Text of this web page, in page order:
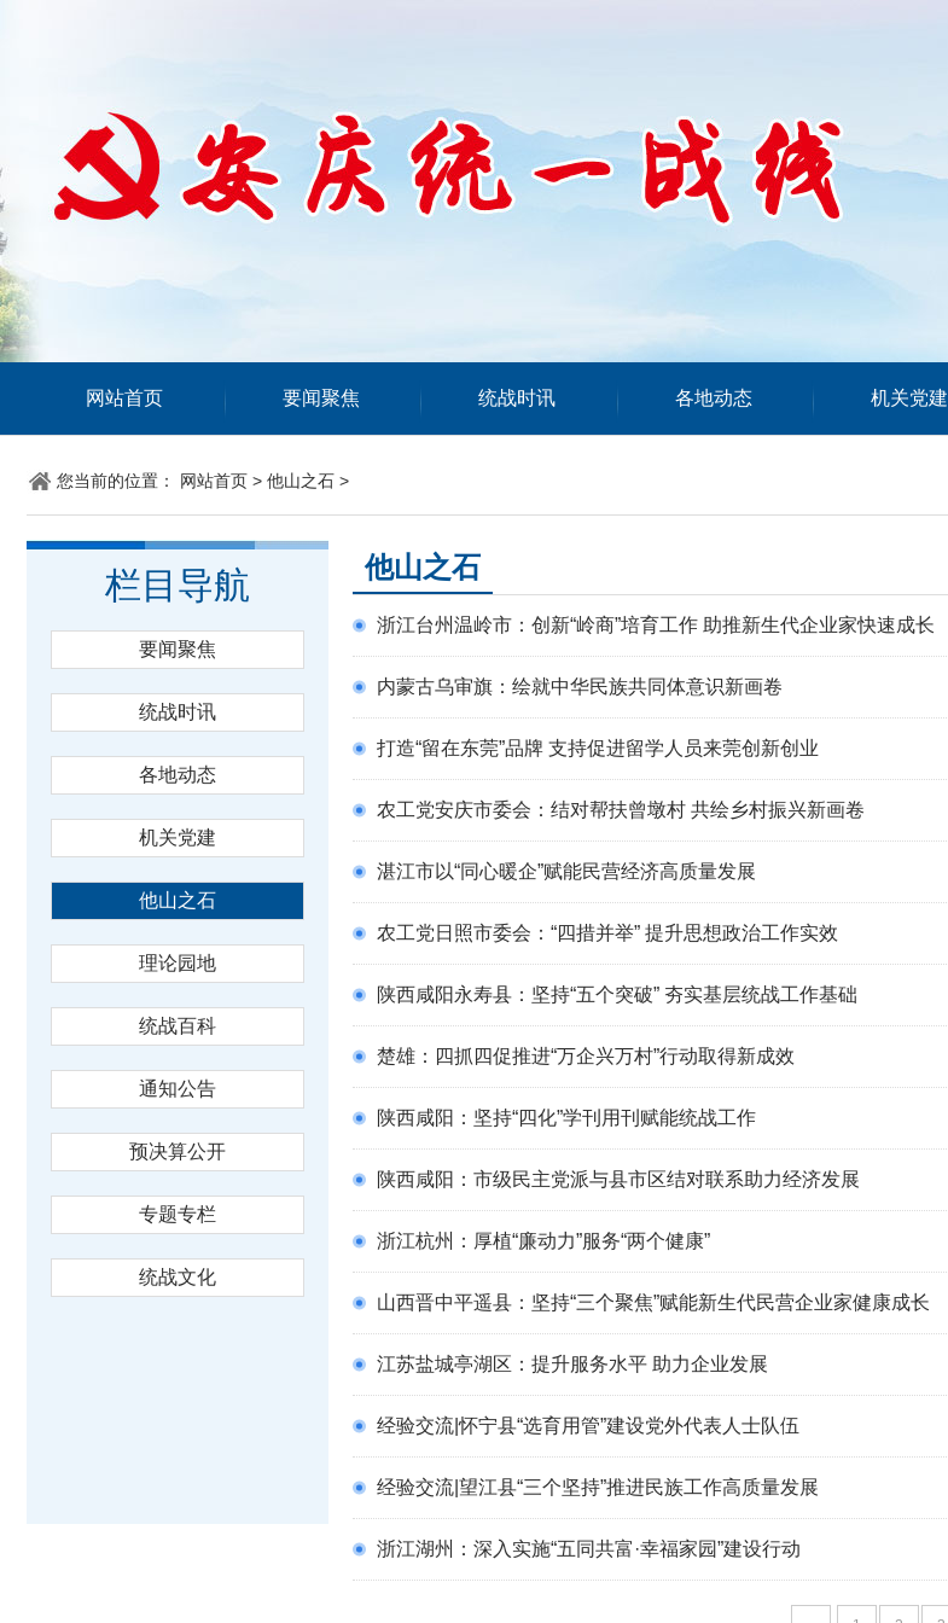
网站首页 要闻聚焦 统战时讯 各地动态 机关党建
您当前的位置： 网站首页 > 他山之石 >
栏目导航
要闻聚焦
统战时讯
各地动态
机关党建
他山之石
理论园地
统战百科
通知公告
预决算公开
专题专栏
统战文化
他山之石
浙江台州温岭市：创新“岭商”培育工作 助推新生代企业家快速成长
内蒙古乌审旗：绘就中华民族共同体意识新画卷
打造“留在东莞”品牌 支持促进留学人员来莞创新创业
农工党安庆市委会：结对帮扶曾墩村 共绘乡村振兴新画卷
湛江市以“同心暖企”赋能民营经济高质量发展
农工党日照市委会：“四措并举” 提升思想政治工作实效
陕西咸阳永寿县：坚持“五个突破” 夯实基层统战工作基础
楚雄：四抓四促推进“万企兴万村”行动取得新成效
陕西咸阳：坚持“四化”学刊用刊赋能统战工作
陕西咸阳：市级民主党派与县市区结对联系助力经济发展
浙江杭州：厚植“廉动力”服务“两个健康”
山西晋中平遥县：坚持“三个聚焦”赋能新生代民营企业家健康成长
江苏盐城亭湖区：提升服务水平 助力企业发展
经验交流|怀宁县“选育用管”建设党外代表人士队伍
经验交流|望江县“三个坚持”推进民族工作高质量发展
浙江湖州：深入实施“五同共富·幸福家园”建设行动